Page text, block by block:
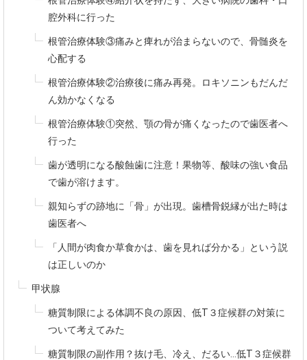
腔外科に行った
根管治療体験③痛みと痺れが治まらないので、骨髄炎を
心配する
根管治療体験②治療後に痛み再発。ロキソニンもだんだ
ん効かなくなる
根管治療体験①突然、顎の骨が痛くなったので歯医者へ
行った
歯が透明になる酸蝕歯に注意！果物等、酸味の強い食品
で歯が溶けます。
親知らずの跡地に「骨」が出現。歯槽骨鋭縁が出た時は
歯医者へ
「人間が肉食か草食かは、歯を見れば分かる」という説
は正しいのか
甲状腺
糖質制限による体調不良の原因、低T３症候群の対策に
ついて考えてみた
糖質制限の副作用？抜け毛、冷え、だるい...低T３症候群